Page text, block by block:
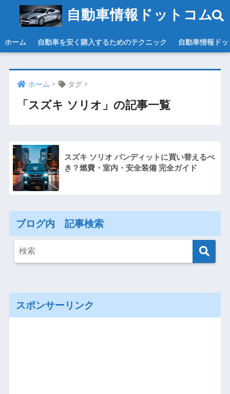
自動車情報ドットコム
ホーム 自動車を安く購入するためのテクニック 自動車情報ド
ホーム タグ
「スズキ ソリオ」の記事一覧
スズキ ソリオ バンディットに買い替えるべ
き？燃費・室内・安全装備 完全ガイド
ブログ内 記事検索
スポンサーリンク